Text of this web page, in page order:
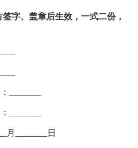
字、盖章后生效，一式二份，
_______
_______
月_______日